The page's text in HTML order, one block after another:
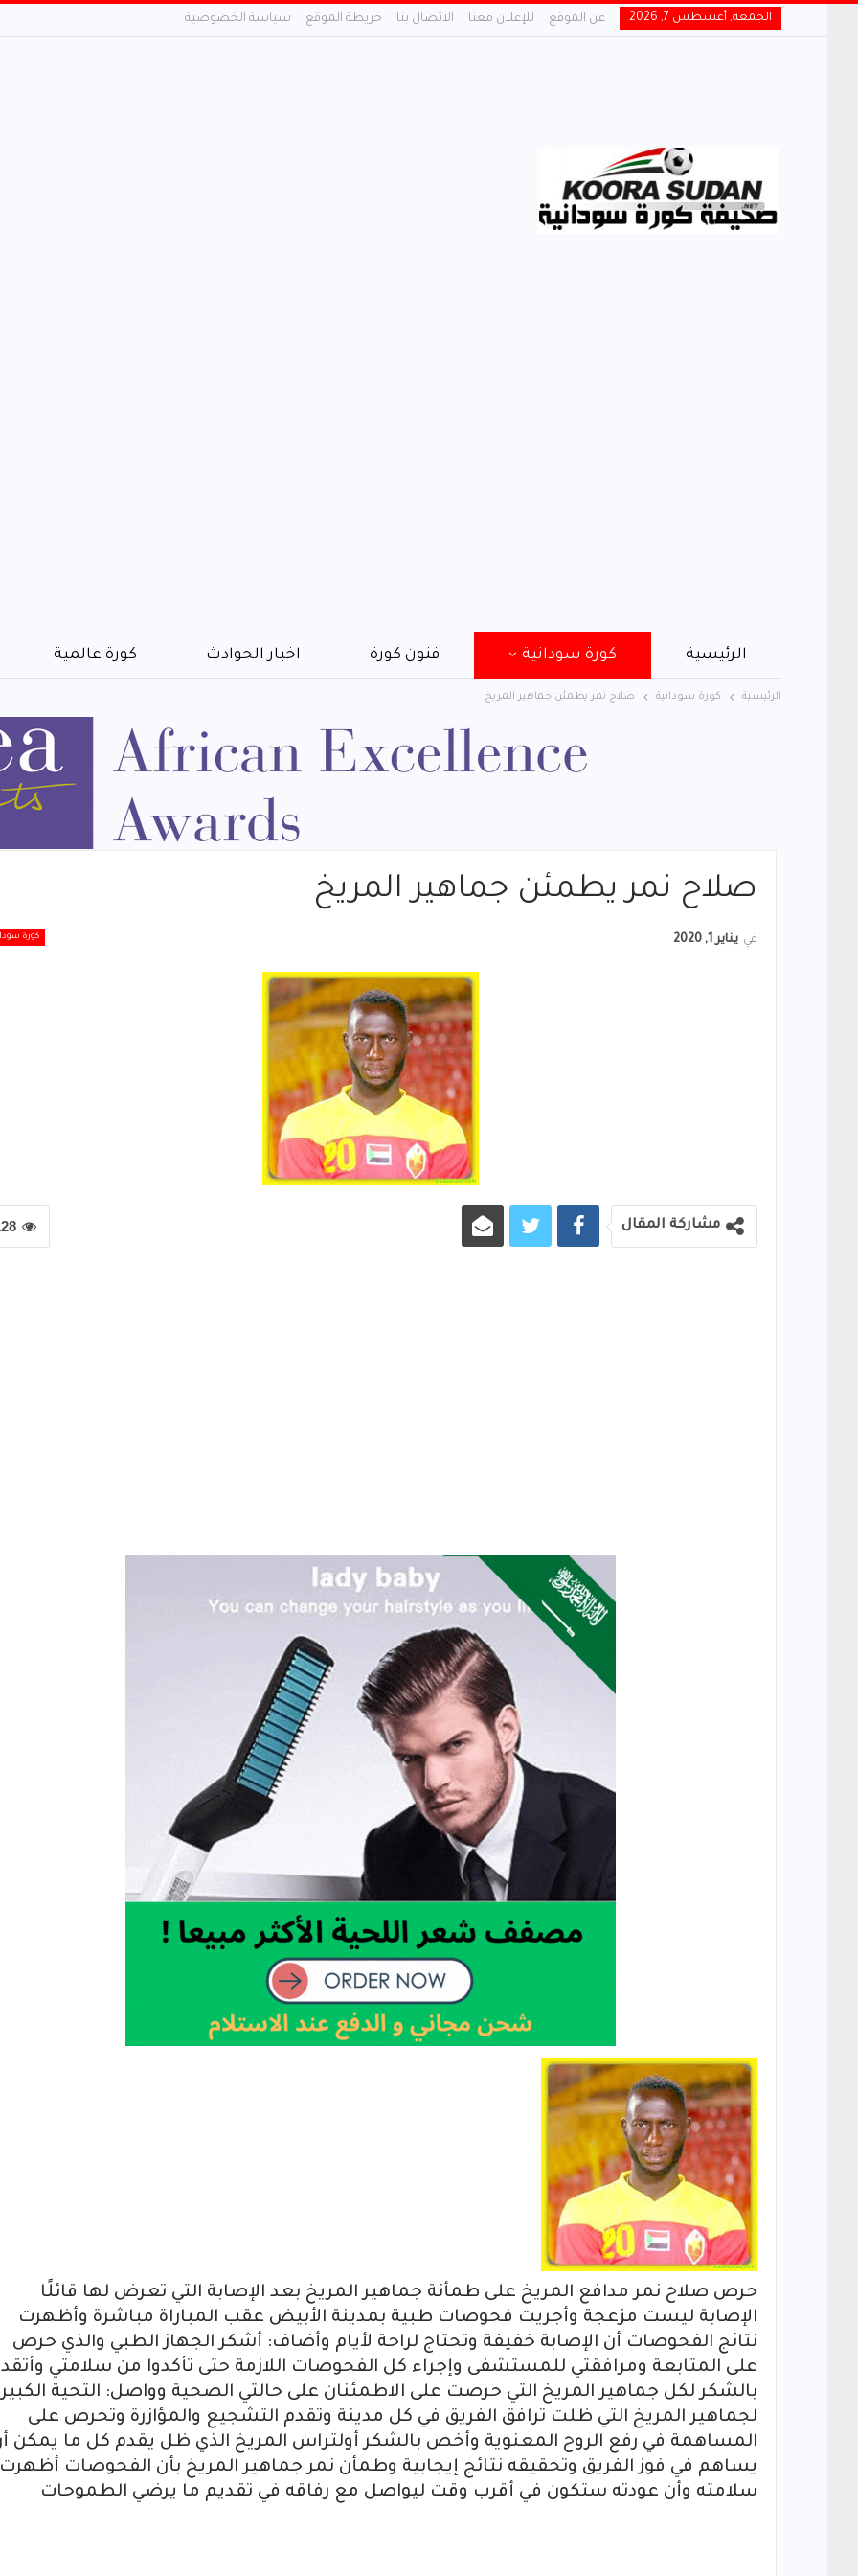
الجمعة, أغسطس 7, 2026 عن الموقع للإعلان معنا الاتصال بنا خريطة الموقع سياسة الخصوصية
الرئيسية كورة سودانية فنون كورة اخبار الحوادث كورة عالمية
الرئيسية كورة سودانية صلاح نمر يطمئن جماهير المريخ
صلاح نمر يطمئن جماهير المريخ
كورة في يناير 1, 2020
مشاركة المقال
حرص صلاح نمر مدافع المريخ على طمأنة جماهير المريخ بعد الإصابة التي تعرض لها قائلًا
الإصابة ليست مزعجة وأجريت فحوصات طبية بمدينة الأبيض عقب المباراة مباشرة وأظهرت
نتائج الفحوصات أن الإصابة خفيفة وتحتاج لراحة لأيام وأضاف: أشكر الجهاز الطبي والذي حرص
على المتابعة ومرافقتي للمستشفى وإجراء كل الفحوصات اللازمة حتى تأكدوا من سلامتي
بالشكر لكل جماهير المريخ التي حرصت على الاطمئنان على حالتي الصحية وواصل: التحية
لجماهير المريخ التي ظلت ترافق الفريق في كل مدينة وتقدم التشجيع والمؤازرة وتحرص على
المساهمة في رفع الروح المعنوية وأخص بالشكر أولتراس المريخ الذي ظل يقدم كل ما يمكن
يساهم في فوز الفريق وتحقيقه نتائج إيجابية وطمأن نمر جماهير المريخ بأن الفحوصات أظهرت
سلامته وأن عودته ستكون في أقرب وقت ليواصل مع رفاقه في تقديم ما يرضي الطموحات